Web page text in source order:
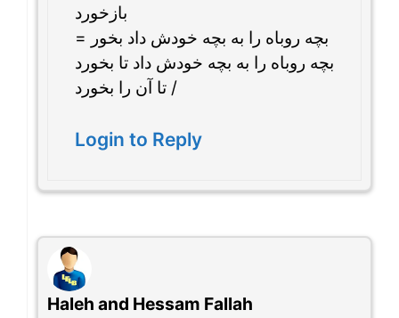
بازخورد
بچه روباه را به بچه خودش داد بخور =
بچه روباه را به بچه خودش داد تا بخورد
/ تا آن را بخورد
Login to Reply
Haleh and Hessam Fallah